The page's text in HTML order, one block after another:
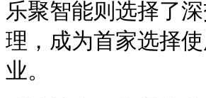
乐聚智能则选择了
理，成为首家选择
业。